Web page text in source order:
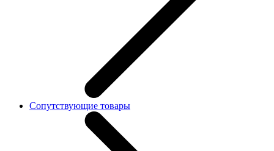
Сопутствующие товары